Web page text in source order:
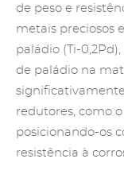
de peso e
metais preciosos
paládio (Ti-
de paládio na
redutores, como
posicionando-os
resistência à